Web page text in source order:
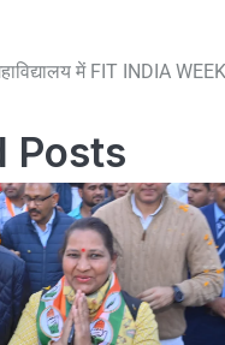
महाविद्यालय में FIT INDIA
Posts